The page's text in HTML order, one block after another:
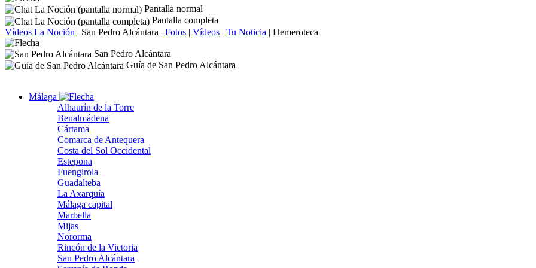
Pantalla normal
Pantalla completa
Vídeos La Noción | San Pedro Alcántara | Fotos | Vídeos | Tu Noticia | Hemeroteca
San Pedro Alcántara
Guía de San Pedro Alcántara
Málaga
Alhaurín de la Torre
Benalmádena
Cártama
Comarca de Antequera
Costa del Sol Occidental
Estepona
Fuengirola
Guadalteba
La Axarquía
Málaga capital
Marbella
Mijas
Nororma
Rincón de la Victoria
San Pedro Alcántara